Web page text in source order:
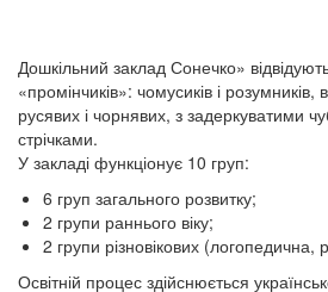
Дошкільний заклад Сонечко»
«промінчиків»: чомусиків і
русявих і чорнявих, з задеркуватими
стрічками.
У закладі функціонує 10 груп:
6 груп загального розвитку;
2 групи раннього віку;
2 групи різновікових (логопедична,
Освітній процес здійснюється